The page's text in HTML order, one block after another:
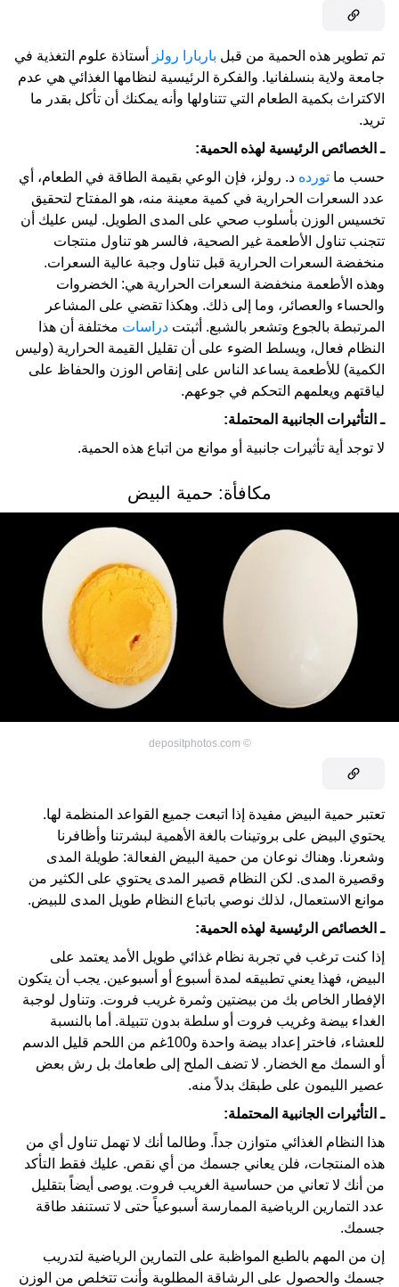
تم تطوير هذه الحمية من قبل باربارا رولز
أستاذة علوم التغذية في
جامعة ولاية بنسلفانيا. والفكرة الرئيسية لنظامها الغذائي هي عدم
الاكتراث بكمية الطعام التي تتناولها وأنه يمكنك أن تأكل بقدر ما
تريد.
ـ الخصائص الرئيسية لهذه الحمية:
حسب ما تورده د. رولز، فإن الوعي بقيمة الطاقة في الطعام، أي
عدد السعرات الحرارية في كمية معينة منه، هو المفتاح لتحقيق
تخسيس الوزن بأسلوب صحي على المدى الطويل. ليس عليك أن
تتجنب تناول الأطعمة غير الصحية، فالسر هو تناول منتجات
منخفضة السعرات الحرارية قبل تناول وجبة عالية السعرات.
وهذه الأطعمة منخفضة السعرات الحرارية هي: الخضروات
والحساء والعصائر، وما إلى ذلك. وهكذا تقضي على المشاعر
المرتبطة بالجوع وتشعر بالشبع. أثبتت دراسات مختلفة أن هذا
النظام فعال، ويسلط الضوء على أن تقليل القيمة الحرارية (وليس
الكمية) للأطعمة يساعد الناس على إنقاص الوزن والحفاظ على
لياقتهم ويعلمهم التحكم في جوعهم.
ـ التأثيرات الجانبية المحتملة:
لا توجد أية تأثيرات جانبية أو موانع من اتباع هذه الحمية.
مكافأة: حمية البيض
©
depositphotos.com
تعتبر حمية البيض مفيدة إذا اتبعت جميع القواعد المنظمة لها.
يحتوي البيض على بروتينات بالغة الأهمية لبشرتنا وأظافرنا
وشعرنا. وهناك نوعان من حمية البيض الفعالة: طويلة المدى
وقصيرة المدى. لكن النظام قصير المدى يحتوي على الكثير من
موانع الاستعمال، لذلك نوصي باتباع النظام طويل المدى للبيض.
ـ الخصائص الرئيسية لهذه الحمية:
إذا كنت ترغب في تجربة نظام غذائي طويل الأمد يعتمد على
البيض، فهذا يعني تطبيقه لمدة أسبوع أو أسبوعين. يجب أن يتكون
الإفطار الخاص بك من بيضتين وثمرة غريب فروت. وتناول لوجبة
الغداء بيضة وغريب فروت أو سلطة بدون تتبيلة. أما بالنسبة
للعشاء، فاختر إعداد بيضة واحدة و100غم من اللحم قليل الدسم
أو السمك مع الخضار. لا تضف الملح إلى طعامك بل رش بعض
عصير الليمون على طبقك بدلاً منه.
ـ التأثيرات الجانبية المحتملة:
هذا النظام الغذائي متوازن جداً. وطالما أنك لا تهمل تناول أي من
هذه المنتجات، فلن يعاني جسمك من أي نقص. عليك فقط التأكد
من أنك لا تعاني من حساسية الغريب فروت. يوصى أيضاً بتقليل
عدد التمارين الرياضية الممارسة أسبوعياً حتى لا تستنفد طاقة
جسمك.
إن من المهم بالطبع المواظبة على التمارين الرياضية لتدريب
جسمك والحصول على الرشاقة المطلوبة وأنت تتخلص من الوزن